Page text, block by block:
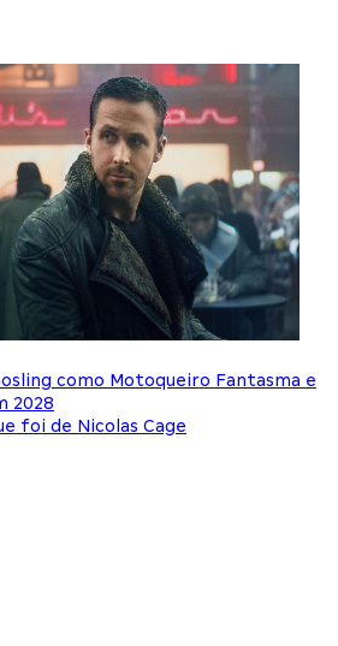
como Motoqueiro Fantasma e
2028
foi de Nicolas Cage